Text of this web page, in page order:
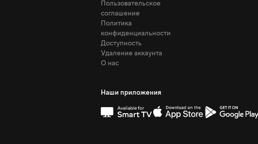
Пользовательское
соглашение
Политика
конфиденциальности
Доступность
Удаление аккаунта
О нас
Наши приложения